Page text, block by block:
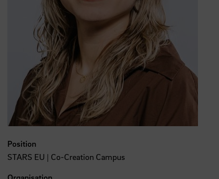
Position
STARS EU | Co-Creation Campus